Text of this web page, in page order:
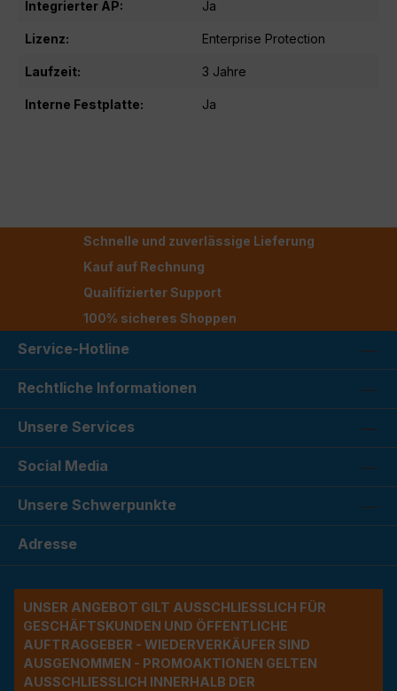
Integrierter AP: Ja
Lizenz: Enterprise Protection
Laufzeit: 3 Jahre
Interne Festplatte: Ja
Schnelle und zuverlässige Lieferung
Kauf auf Rechnung
Qualifizierter Support
100% sicheres Shoppen
Service-Hotline
Rechtliche Informationen
Unsere Services
Social Media
Unsere Schwerpunkte
Adresse
UNSER ANGEBOT GILT AUSSCHLIESSLICH FÜR G
ESCHÄFTSKUNDEN UND ÖFFENTLICHE A
UFTRAGGEBER - WIEDERVERKÄUFER SIND A
USGENOMMEN - PROMOAKTIONEN GELTEN A
USSCHLIESSLICH INNERHALB DER BU